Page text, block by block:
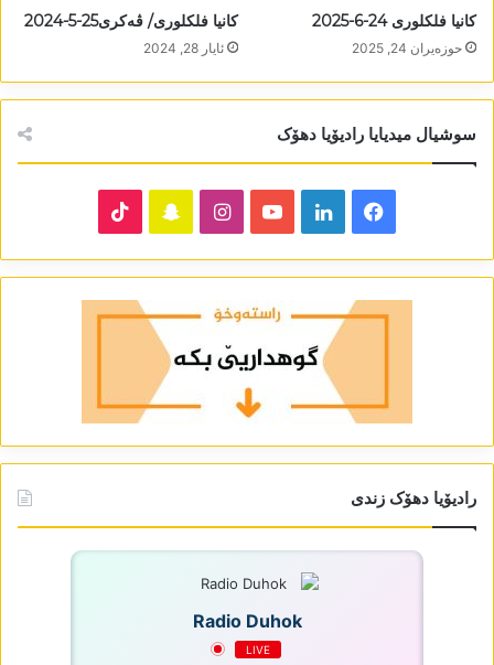
کانیا فلکلوری 24-6-2025
حوزه‌یران 24, 2025
کانیا فلکلوری/ ڤەکری25-5-2024
ئایار 28, 2024
سوشیال میدیایا رادیۆیا دھۆک
Facebook
LinkedIn
YouTube
Instagram
Snapchat
رادیۆیا دھۆک زندی
Radio Duhok
LIVE